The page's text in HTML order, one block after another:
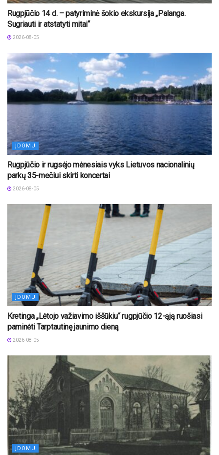
Rugpjūčio 14 d. – patyriminė šokio ekskursija „Palanga.
Sugriauti ir atstatyti mitai“
2026-08-05
ĮDOMU
Rugpjūčio ir rugsėjo mėnesiais vyks Lietuvos nacionalinių
parkų 35-mečiui skirti koncertai
2026-08-05
ĮDOMU
Kretinga „Lėtojo važiavimo iššūkiu“ rugpjūčio 12-ąją ruošiasi
paminėti Tarptautinę jaunimo dieną
2026-08-05
ĮDOMU